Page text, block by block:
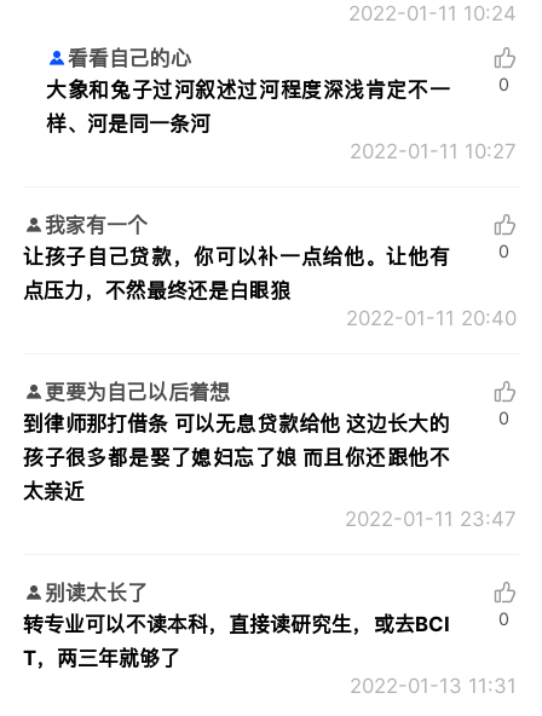
2022-01-11 10:24
看看自己的心
大象和兔子过河叙述过河程度深浅肯定不一
样、河是同一条河
2022-01-11 10:27
0
我家有一个
让孩子自己贷款，你可以补一点给他。让他有
点压力，不然最终还是白眼狼
2022-01-11 20:40
0
更要为自己以后着想
到律师那打借条 可以无息贷款给他 这边长大的
孩子很多都是娶了媳妇忘了娘 而且你还跟他不
太亲近
2022-01-11 23:47
0
别读太长了
转专业可以不读本科，直接读研究生，或去BCI
T，两三年就够了
2022-01-13 11:31
0